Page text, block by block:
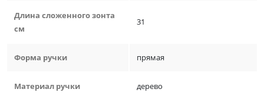
Длина сложенного зонта
см
31
Форма ручки прямая
Материал ручки дерево